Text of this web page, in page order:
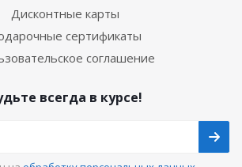
Дисконтные карты
сертификаты
соглашение
всегда в курсе!